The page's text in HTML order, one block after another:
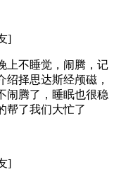
]
上不睡觉，闹腾，记
择思达斯经颅磁，
闹腾了，睡眠也很稳
帮了我们大忙了
]